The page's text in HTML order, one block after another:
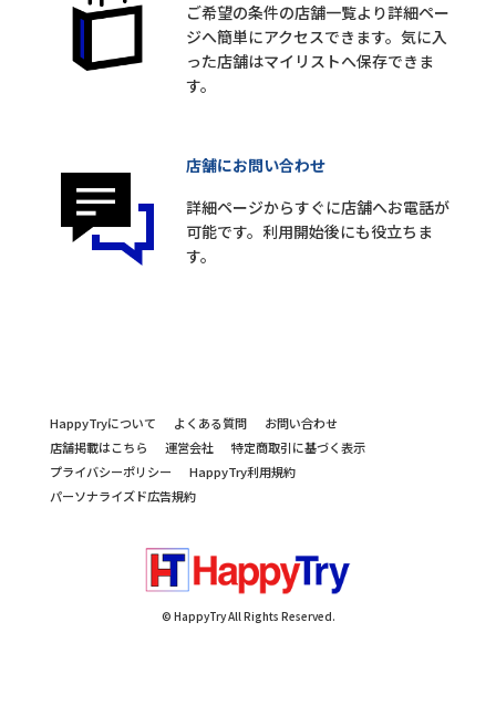
ご希望の条件の店舗一覧より詳細ペー
ジへ簡単にアクセスできます。気に入
った店舗はマイリストへ保存できま
す。
店舗にお問い合わせ
詳細ページからすぐに店舗へお電話が
可能です。利用開始後にも役立ちま
す。
HappyTryについて よくある質問
お問い合わせ
店舗掲載はこちら
運営会社
特定商取引に基づく表示
プライバシーポリシー
HappyTry利用規約
パーソナライズド広告規約
© HappyTry All Rights Reserved.